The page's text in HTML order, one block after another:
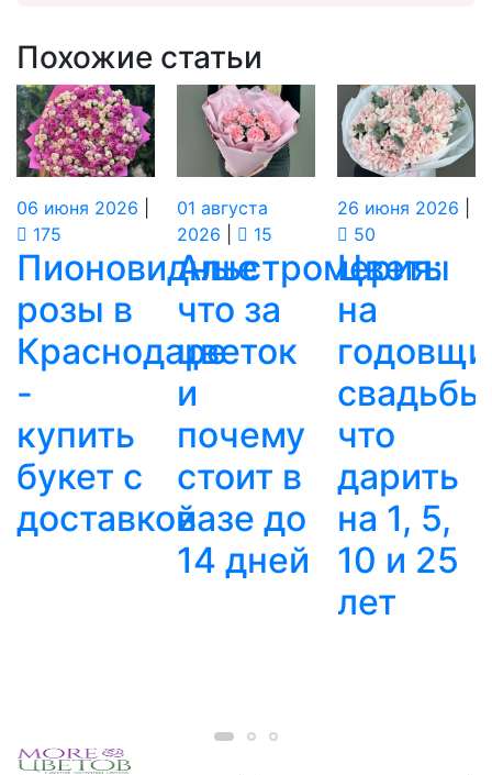
Похожие статьи
06 июня 2026
175
Пионовидные
розы в
Краснодаре
-
купить
букет с
доставкой
01 августа
2026
15
Альстромерия:
что за
цветок
и
почему
стоит в
вазе до
14 дней
26 июня 2026
50
Цветы
на
что
дарить
на 1, 5,
10 и 25
лет